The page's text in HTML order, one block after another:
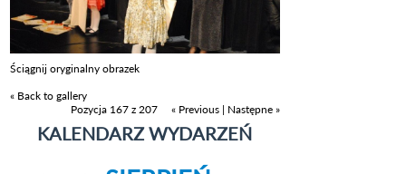
Ściągnij oryginalny obrazek
« Back to gallery
Pozycja 167 z 207
« Previous | Następne »
KALENDARZ WYDARZEŃ